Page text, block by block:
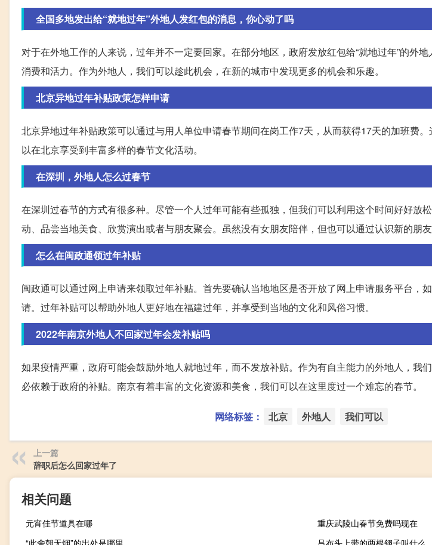
全国多地发出给“就地过年”外地人发红包的消息，你心动了吗
对于在外地工作的人来说，过年并不一定要回家。在部分地区，政府发放红包给“就地过年”的外
消费和活力。作为外地人，我们可以趁此机会，在新的城市中发现更多的机会和乐趣。
北京异地过年补贴政策怎样申请
北京异地过年补贴政策可以通过与用人单位申请春节期间在岗工作7天，从而获得17天的加班费
以在北京享受到丰富多样的春节文化活动。
在深圳，外地人怎么过春节
在深圳过春节的方式有很多种。尽管一个人过年可能有些孤独，但我们可以利用这个时间好好放
动、品尝当地美食、欣赏演出或者与朋友聚会。虽然没有女朋友陪伴，但也可以通过认识新的朋
怎么在闽政通领过年补贴
闽政通可以通过网上申请来领取过年补贴。首先要确认当地地区是否开放了网上申请服务平台，
请。过年补贴可以帮助外地人更好地在福建过年，并享受到当地的文化和风俗习惯。
2022年南京外地人不回家过年会发补贴吗
如果疫情严重，政府可能会鼓励外地人就地过年，而不发放补贴。作为有自主能力的外地人，我
必依赖于政府的补贴。南京有着丰富的文化资源和美食，我们可以在这里度过一个难忘的春节。
网络标签： 北京 外地人 我们可以
上一篇
辞职后怎么回家过年了
相关问题
元宵佳节道具在哪
重庆武陵山春节免费吗现在